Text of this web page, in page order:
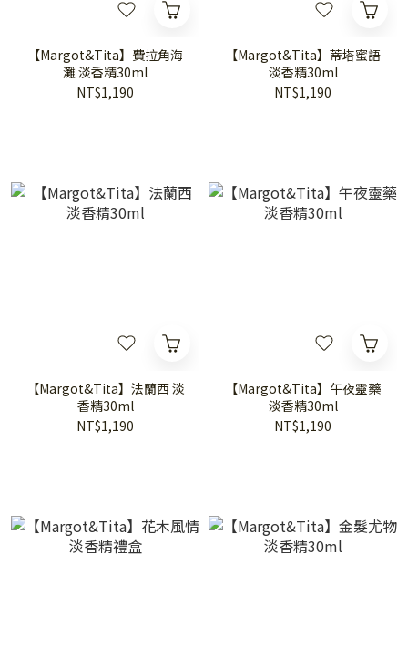
【Margot&Tita】費拉角海
灘 淡香精30ml
NT$1,190
【Margot&Tita】蒂塔蜜語
淡香精30ml
NT$1,190
【Margot&Tita】法蘭西 淡
香精30ml
NT$1,190
【Margot&Tita】午夜靈藥
淡香精30ml
NT$1,190